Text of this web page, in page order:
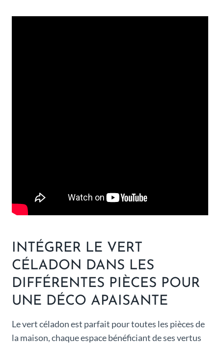
INTÉGRER LE VERT
CÉLADON DANS LES
DIFFÉRENTES PIÈCES POUR
UNE DÉCO APAISANTE
Le vert céladon est parfait pour toutes les pièces de
la maison, chaque espace bénéficiant de ses vertus